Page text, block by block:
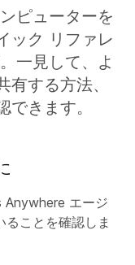
ピューターを
ック リファレ
一見して、よ
有する方法、
きます。
Anywhere エージ
ことを確認しま